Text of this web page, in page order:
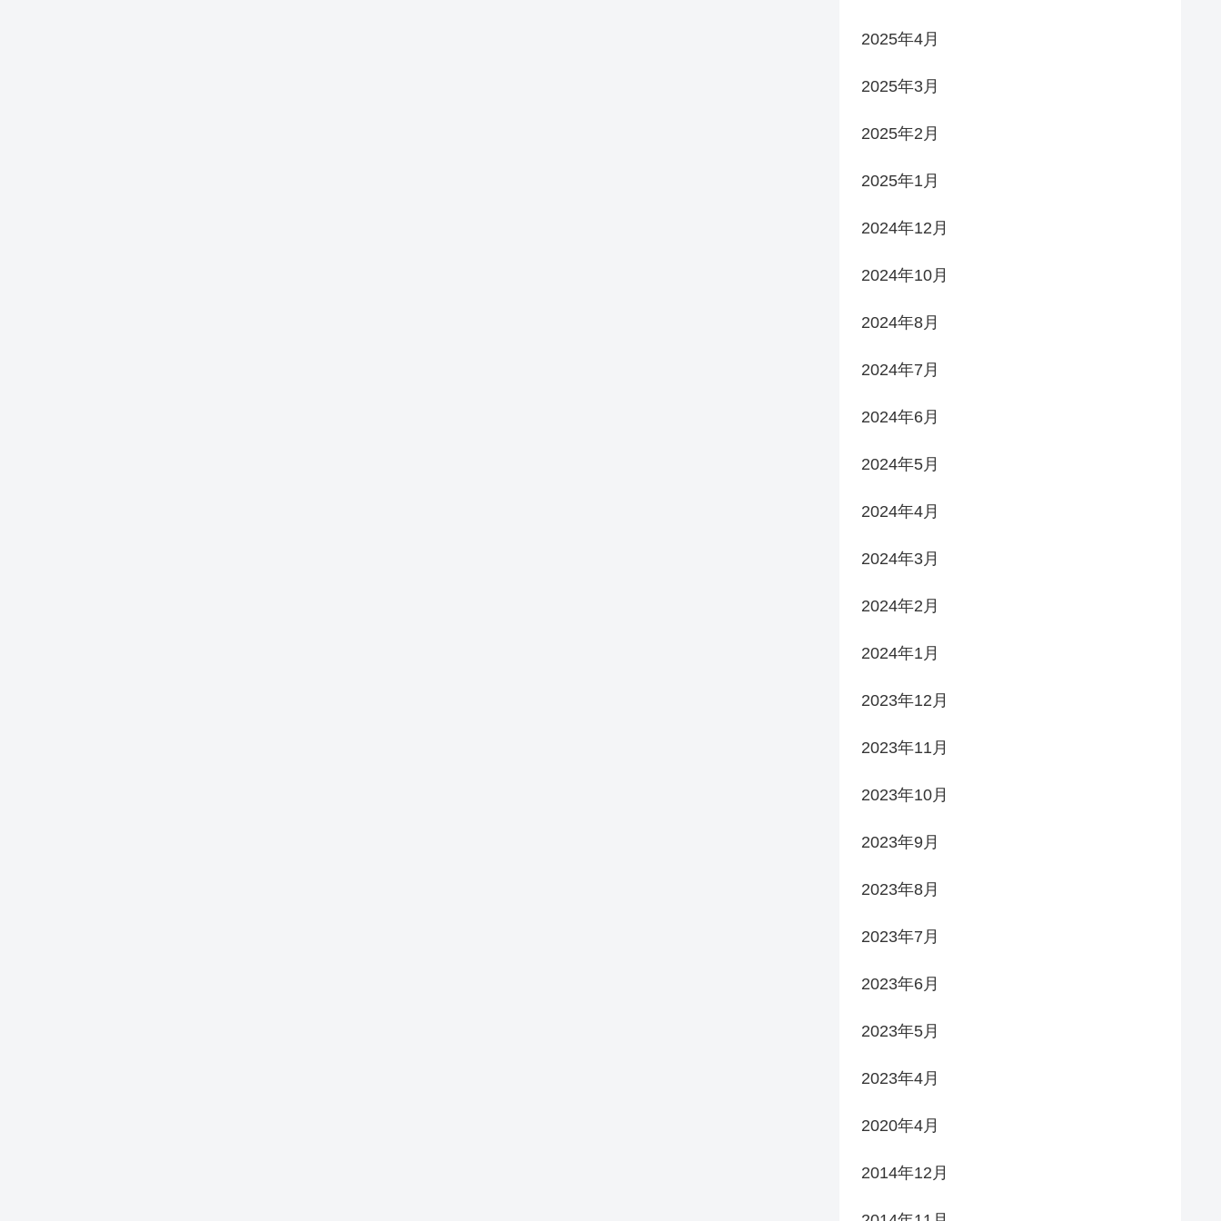
2025年4月
2025年3月
2025年2月
2025年1月
2024年12月
2024年10月
2024年8月
2024年7月
2024年6月
2024年5月
2024年4月
2024年3月
2024年2月
2024年1月
2023年12月
2023年11月
2023年10月
2023年9月
2023年8月
2023年7月
2023年6月
2023年5月
2023年4月
2020年4月
2014年12月